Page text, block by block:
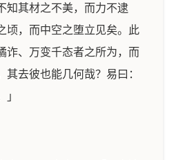
知其材之不美，而力不逮
顷，而中空之堕立见矣。此
诈、万变千态者之所为，而
去彼也能几何哉？易曰：
」